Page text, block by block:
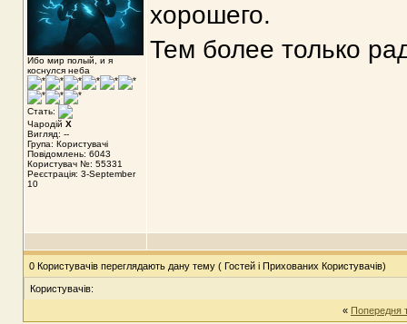
Ибо мир полый, и я
коснулся неба
Стать:
Чародій X
Вигляд: --
Група: Користувачі
Повідомлень: 6043
Користувач №: 55331
Реєстрація: 3-September
10
хорошего.
Тем более только
0 Користувачів переглядають дану тему ( Гостей і Прихованих Користувачів)
Користувачів:
« Попередня